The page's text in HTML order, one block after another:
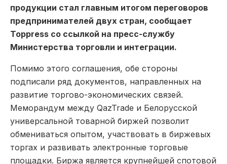
продукции стал главным итогом переговоров
предпринимателей двух стран, сообщает
Toppress со ссылкой на пресс-службу
Министерства торговли и интеграции.
Помимо этого соглашения, обе стороны
подписали ряд документов, направленных на
развитие торгово-экономических связей.
Меморандум между QazTrade и Белорусской
универсальной товарной биржей позволит
обмениваться опытом, участвовать в биржевых
торгах и развивать электронные торговые
площадки. Биржа является крупнейшей спотовой